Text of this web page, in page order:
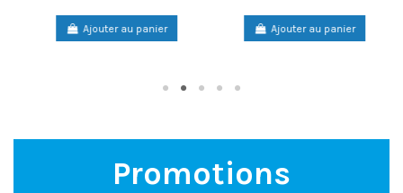
Ajouter au panier Ajouter au panier
Promotions